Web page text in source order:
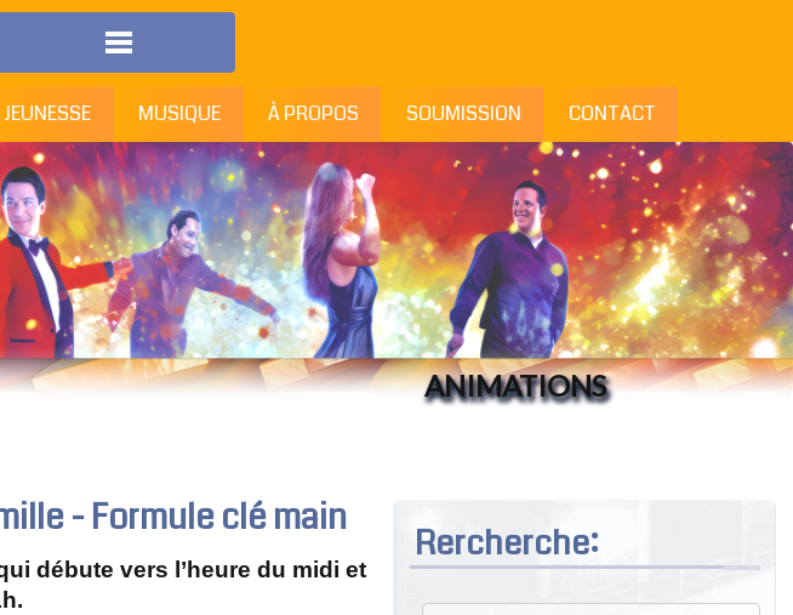
JEUNESSE MUSIQUE À PROPOS SOUMISSION CONTACT
ANIMATIONS
- Formule clé main
débute vers l’heure du midi et
Rercherche: